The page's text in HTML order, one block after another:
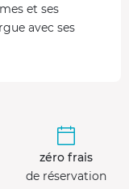
et ses
avec ses
zéro frais
de réservation